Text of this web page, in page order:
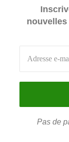
Pas de